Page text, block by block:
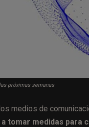
próximas semanas
medios de
tomar medidas para